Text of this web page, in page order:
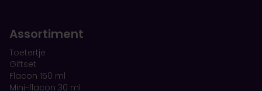
Assortiment
Toetertje
Giftset
Flacon 150 ml
Mini-flacon 30 ml